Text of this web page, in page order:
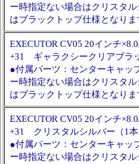
ー時指定ない場合はクリスタ
はブラックトップ仕様となり
EXECUTOR CV05 20インチ
+31 ギャラクシークリアブラ
●付属パーツ：センターキャッ
ー時指定ない場合はクリスタ
はブラックトップ仕様となり
EXECUTOR CV05 20インチ
+31 クリスタルシルバー（1本
●付属パーツ：センターキャッ
ー時指定ない場合はクリスタ